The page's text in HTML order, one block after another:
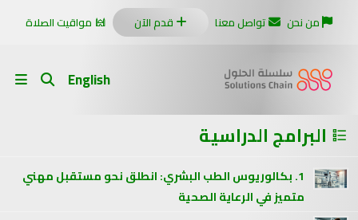
من نحن تواصل معنا قدم الآن مواقيت الصلاة
English
البرامج الدراسية
1. بكالوريوس الطب البشري: انطلق نحو مستقبل مهني
متميز في الرعاية الصحية